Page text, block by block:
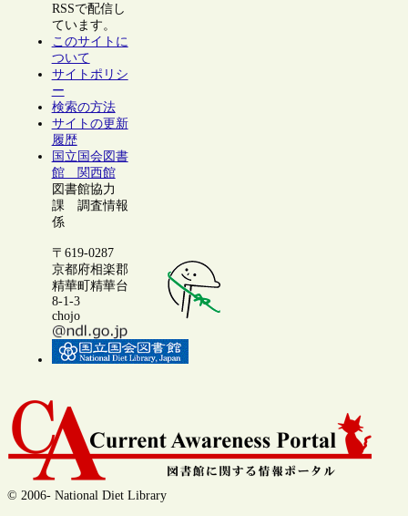
RSSで配信し
ています。
このサイトに
ついて
サイトポリシ
ー
検索の方法
サイトの更新
履歴
国立国会図書
館 関西館
図書館協力
課 調査情報
係
〒619-0287
京都府相楽郡
精華町精華台
8-1-3
chojo
© 2006- National Diet Library